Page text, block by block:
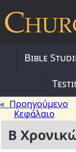
Bible
« Προηγούμενο
Κεφάλαιο
Β